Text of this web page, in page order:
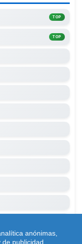
TOP
TOP
anónimas,
publicidad.